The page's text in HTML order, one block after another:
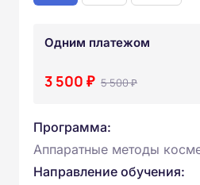
Одним платежом
3 500 ₽ 5 500 ₽
Программа:
Аппаратные методы
Направление обучения: